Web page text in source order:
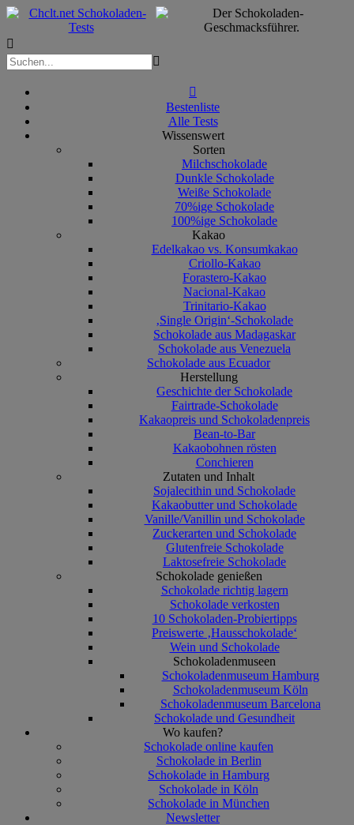



Bestenliste
Alle Tests
Wissenswert
Sorten
Milchschokolade
Dunkle Schokolade
Weiße Schokolade
70%ige Schokolade
100%ige Schokolade
Kakao
Edelkakao vs. Konsumkakao
Criollo-Kakao
Forastero-Kakao
Nacional-Kakao
Trinitario-Kakao
‚Single Origin‘-Schokolade
Schokolade aus Madagaskar
Schokolade aus Venezuela
Schokolade aus Ecuador
Herstellung
Geschichte der Schokolade
Fairtrade-Schokolade
Kakaopreis und Schokoladenpreis
Bean-to-Bar
Kakaobohnen rösten
Conchieren
Zutaten und Inhalt
Sojalecithin und Schokolade
Kakaobutter und Schokolade
Vanille/Vanillin und Schokolade
Zuckerarten und Schokolade
Glutenfreie Schokolade
Laktosefreie Schokolade
Schokolade genießen
Schokolade richtig lagern
Schokolade verkosten
10 Schokoladen-Probiertipps
Preiswerte ‚Hausschokolade‘
Wein und Schokolade
Schokoladenmuseen
Schokoladenmuseum Hamburg
Schokoladenmuseum Köln
Schokoladenmuseum Barcelona
Schokolade und Gesundheit
Wo kaufen?
Schokolade online kaufen
Schokolade in Berlin
Schokolade in Hamburg
Schokolade in Köln
Schokolade in München
Newsletter